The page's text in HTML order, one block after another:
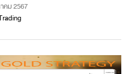
คม 2567